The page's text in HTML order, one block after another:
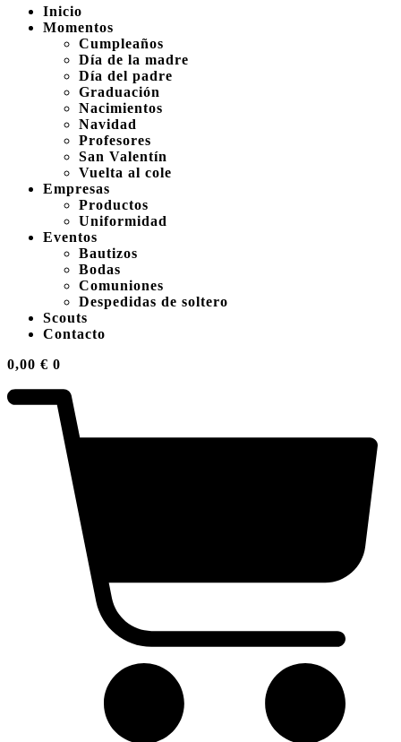
Inicio
Momentos
Cumpleaños
Día de la madre
Día del padre
Graduación
Nacimientos
Navidad
Profesores
San Valentín
Vuelta al cole
Empresas
Productos
Uniformidad
Eventos
Bautizos
Bodas
Comuniones
Despedidas de soltero
Scouts
Contacto
0,00 € 0